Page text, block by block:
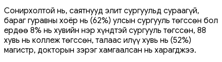
Сонирхолтой нь, саятнууд элит сургуульд сураагүй,
бараг гуравны хоёр нь (62%) улсын сургууль төгссөн бол
ердөө 8% нь хувийн нэр хүндтэй сургууль төгссөн, 88
хувь нь коллеж төгссөн, талаас илүү хувь нь (52%)
магистр, докторын зэрэг хамгаалсан нь харагджээ.